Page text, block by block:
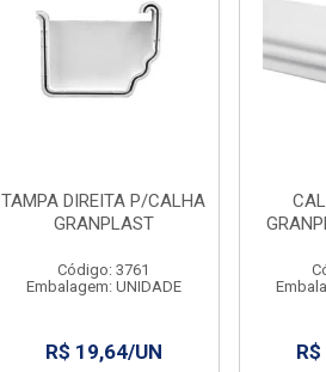
TAMPA DIREITA P/CALHA
GRANPLAST
Código: 3761
Embalagem: UNIDADE
R$ 19,64/UN